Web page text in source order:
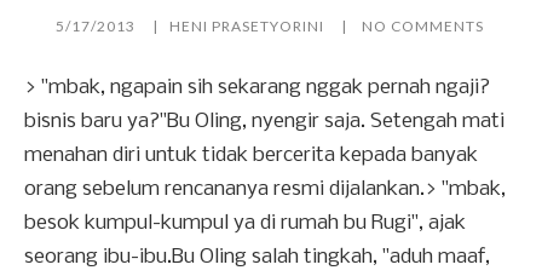
5/17/2013 HENI PRASETYORINI NO COMMENTS
> "mbak, ngapain sih sekarang nggak pernah ngaji?
bisnis baru ya?"Bu Oling, nyengir saja. Setengah mati
menahan diri untuk tidak bercerita kepada banyak
orang sebelum rencananya resmi dijalankan.> "mbak,
besok kumpul-kumpul ya di rumah bu Rugi", ajak
seorang ibu-ibu.Bu Oling salah tingkah, "aduh maaf,